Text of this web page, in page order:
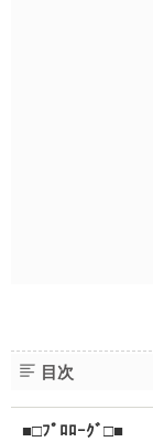
目次
■□ﾌﾟﾛﾛｰｸﾞ□■